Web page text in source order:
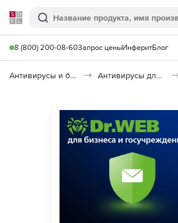
Softline
Поиск
8 (800) 200-08-60Запрос ценыИнферитБлог
Антивирусы и безопасность Антивирусы для организаций